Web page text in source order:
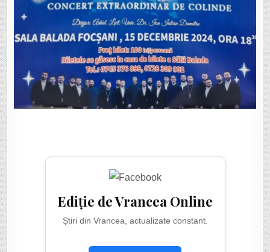
Ediție de Vrancea Online
Știri din Vrancea, actualizate constant.